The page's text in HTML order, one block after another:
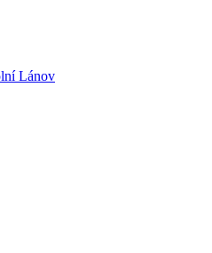
Lánov